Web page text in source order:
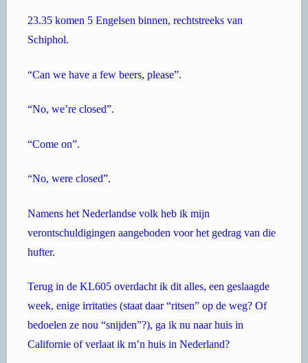
23.35 komen 5 Engelsen binnen, rechtstreeks van
Schiphol.
“Can we have a few beers, please”.
“No, we’re closed”.
“Come on”.
“No, were closed”.
Namens het Nederlandse volk heb ik mijn
verontschuldigingen aangeboden voor het gedrag van die
hufter.
Terug in de KL605 overdacht ik dit alles, een geslaagde
week, enige irritaties (staat daar “ritsen” op de weg? Of
bedoelen ze nou “snijden”?), ga ik nu naar huis in
Californie of verlaat ik m’n huis in Nederland?